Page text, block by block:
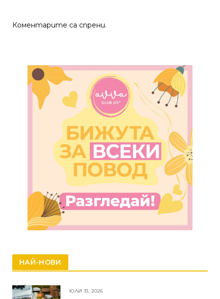
Коментарите са спрени.
НАЙ-НОВИ
ЮЛИ 31, 2026